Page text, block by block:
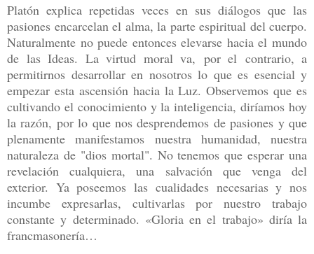
Platón explica repetidas veces en sus diálogos que las
pasiones encarcelan el alma, la parte espiritual del cuerpo.
Naturalmente no puede entonces elevarse hacia el mundo
de las Ideas. La virtud moral va, por el contrario, a
permitirnos desarrollar en nosotros lo que es esencial y
empezar esta ascensión hacia la Luz. Observemos que es
cultivando el conocimiento y la inteligencia, diríamos hoy
la razón, por lo que nos desprendemos de pasiones y que
plenamente manifestamos nuestra humanidad, nuestra
naturaleza de "dios mortal". No tenemos que esperar una
revelación cualquiera, una salvación que venga del
exterior. Ya poseemos las cualidades necesarias y nos
incumbe expresarlas, cultivarlas por nuestro trabajo
constante y determinado. «Gloria en el trabajo» diría la
francmasonería…